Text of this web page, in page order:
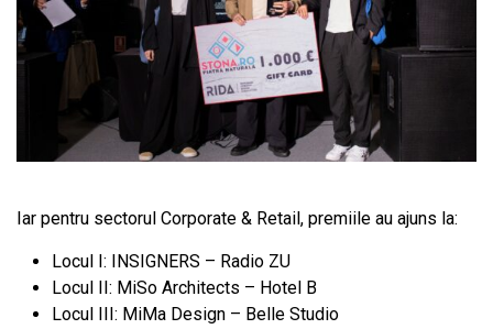
Iar pentru sectorul Corporate & Retail, premiile au ajuns la:
Locul I: INSIGNERS – Radio ZU
Locul II: MiSo Architects – Hotel B
Locul III: MiMa Design – Belle Studio